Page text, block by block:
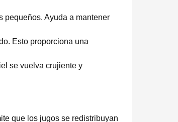
pequeños. Ayuda a mantener
Esto proporciona una
se vuelva crujiente y
que los jugos se redistribuyan